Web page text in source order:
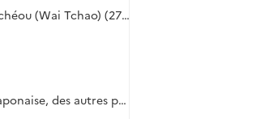
Conflit sino-japonais : île de Weithchéou (Wai Tchao) (27 octobre 1937-26 avril 1940). Conflit sino-japonais : zones neutres, zones de réfugiés. Zone de réfugiés à Hankéou et à Outchang, zone Jacquinot à Shanghaï (juillet 1938-avril 1939). Chine du sud occupée par les japonais (31 octobre 1938-3 avril 1940).
Propagande en Chine : française, japonaise, des autres puissances.